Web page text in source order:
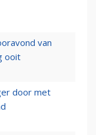
van
ooit
door met